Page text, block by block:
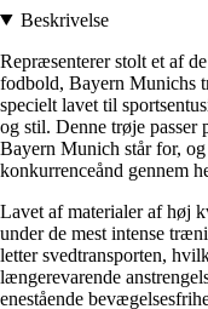
Beskrivelse
Repræsenterer stolt et af
fodbold, Bayern Munichs
specielt lavet til
og stil. Denne trøje passer
Bayern Munich står for,
konkurrenceånd gennem
Lavet af materialer af høj
under de mest intense
letter svedtransporten,
længerevarende
enestående